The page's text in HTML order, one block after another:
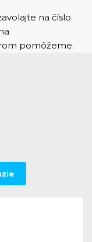
vo veľkostiach
na výber farby.
na číslo
pomôžeme.